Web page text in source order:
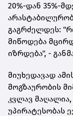
20%-დან 35%-
გაგრძელდეს:
მიწოდება
იზრდება", -
მიუხედავად
მოგზაურობის
კვლავ
უპირატესობას